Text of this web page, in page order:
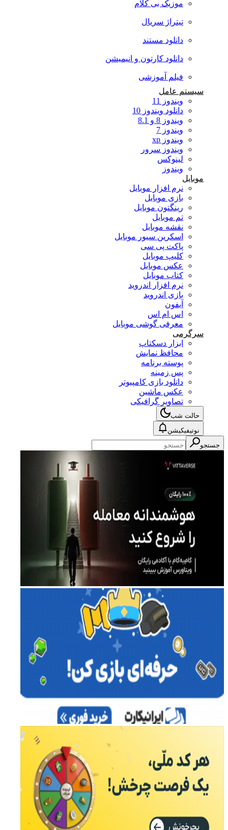
موزیک بی کلام
تیتراژ سریال
دانلود مستند
دانلود کارتون و انیمیشن
فیلم آموزشی
سیستم عامل
ویندوز 11
دانلود ویندوز 10
ویندوز 8 و 8.1
ویندوز 7
ویندوز xp
ویندوز سرور
لینوکس
ویندوز
موبایل
نرم افزار موبایل
بازی موبایل
رینگتون موبایل
تم موبایل
نقشه موبایل
اسکرین سیور موبایل
پاکت پی سی
کلیپ موبایل
عکس موبایل
کتاب موبایل
نرم افزار اندروید
بازی اندروید
آیفون
اس ام اس
معرفی گوشی موبایل
سرگرمی
ابزار دسکتاپ
محافظ نمایش
پوسته برنامه
پس زمینه
دانلود بازی کامپیوتر
عکس ماشین
تصاویر گرافیکی
حالت شب
نوتیفیکیشن
جستجو